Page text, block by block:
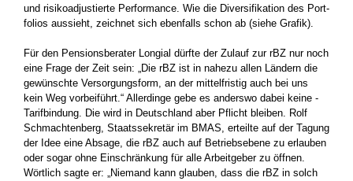
und risikoadjustierte Performance. Wie die Diversifikation des Port­
folios aussieht, zeichnet sich ebenfalls schon ab (siehe Grafik).
Für den Pensionsberater Longial dürfte der Zulauf zur rBZ nur noch
eine Frage der Zeit sein: „Die rBZ ist in nahezu allen Ländern die
gewünschte Versorgungsform, an der mittelfristig auch bei uns
kein Weg vorbeiführt.“ Allerdinge gebe es anderswo dabei keine ­
Tarifbindung. Die wird in Deutschland aber Pflicht bleiben. Rolf
Schmachtenberg, Staatssekretär im BMAS, erteilte auf der Tagung
der Idee eine Absage, die rBZ auch auf Betriebsebene zu erlauben
oder sogar ohne Einschränkung für alle Arbeitgeber zu öffnen.
Wörtlich sagte er: „Niemand kann glauben, dass die rBZ in solch